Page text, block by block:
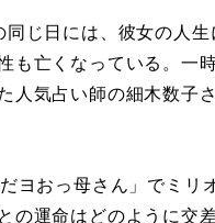
じ日には、彼女の人生
も亡くなっている。一
人気占い師の細木数子
ヨおっ母さん」でミリ
の運命はどのように交